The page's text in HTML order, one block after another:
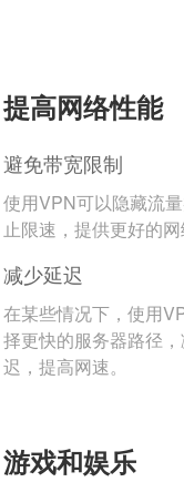
提高网络性能
避免带宽限制
使用VPN可以隐藏流
止限速，提供更好的网
减少延迟
在某些情况下，使用
择更快的服务器路径
迟，提高网速。
游戏和娱乐